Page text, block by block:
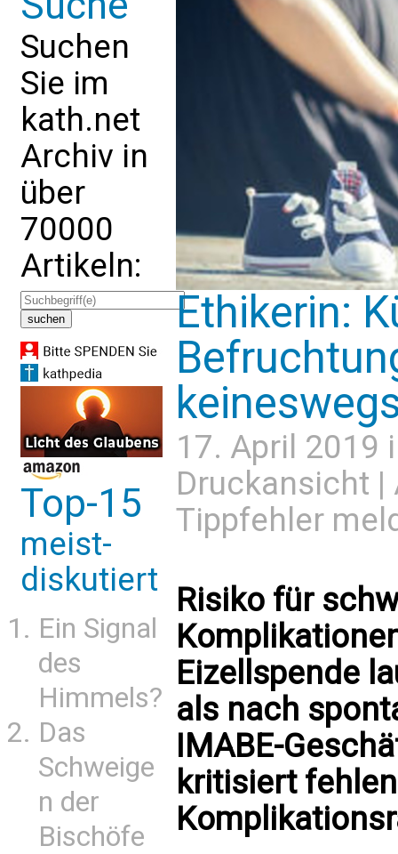
Suchen
Sie im
kath.net
Archiv in
über
70000
Artikeln:
Top-15
meist-
diskutiert
Ein Signal
des
Himmels?
Das
Schweige
n der
Bischöfe
Ethikerin:
17. April 2019
Druckansicht |
Tippfehler
Risiko für
Eizellspende
als nach
IMABE-
kritisiert